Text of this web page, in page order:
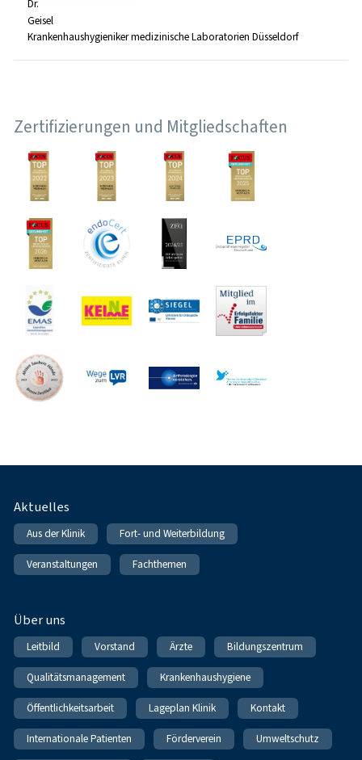
Dr.
Geisel
Krankenhaushygieniker medizinische Laboratorien Düsseldorf
Zertifizierungen und Mitgliedschaften
Fußnavigation
Aktuelles
Aus der Klinik Fort- und Weiterbildung
Veranstaltungen Fachthemen
Über uns
Leitbild Vorstand Ärzte Bildungszentrum
Qualitätsmanagement Krankenhaushygiene
Öffentlichkeitsarbeit Lageplan Klinik Kontakt
Internationale Patienten Förderverein Umweltschutz